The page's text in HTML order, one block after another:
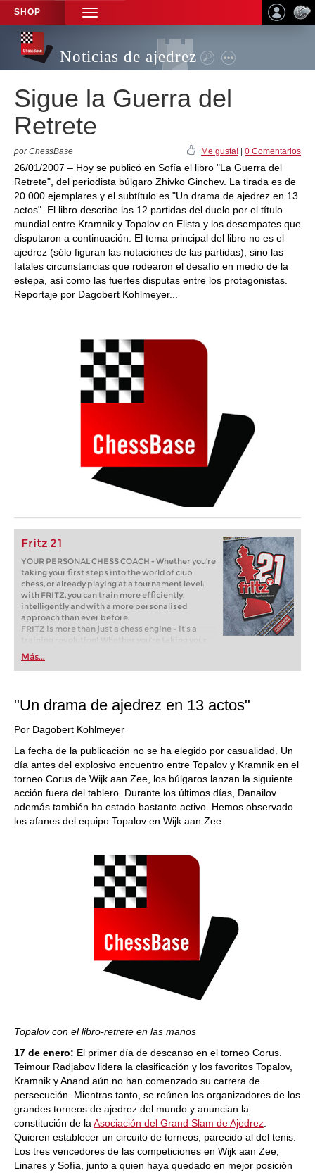
SHOP
TOGGLE
NAVIGATION
Noticias de ajedrez
Sigue la Guerra del
Retrete
por ChessBase Me gusta! 0 Comentarios
26/01/2007 – Hoy se publicó en Sofía el libro "La Guerra del
Retrete", del periodista búlgaro Zhivko Ginchev. La tirada es de
20.000 ejemplares y el subtítulo es "Un drama de ajedrez en 13
actos". El libro describe las 12 partidas del duelo por el título
mundial entre Kramnik y Topalov en Elista y los desempates que
disputaron a continuación. El tema principal del libro no es el
ajedrez (sólo figuran las notaciones de las partidas), sino las
fatales circunstancias que rodearon el desafío en medio de la
estepa, así como las fuertes disputas entre los protagonistas.
Reportaje por Dagobert Kohlmeyer...
Fritz 21
YOUR PERSONAL CHESS COACH - Whether you’re
taking your first steps into the world of club
chess, or already playing at a tournament level:
with FRITZ, you can train more efficiently,
intelligently and with a more personalised
approach than ever before.
FRITZ is more than just a chess engine – it’s a
training revolution! Whether you’re taking your
first steps into the world of club chess, or already
playing at a tournament level: with FRITZ, you can
train more efficiently, intelligently and with a
Más...
"Un drama de ajedrez en 13 actos"
Por Dagobert Kohlmeyer
La fecha de la publicación no se ha elegido por casualidad. Un
día antes del explosivo encuentro entre Topalov y Kramnik en el
torneo Corus de Wijk aan Zee, los búlgaros lanzan la siguiente
acción fuera del tablero. Durante los últimos días, Danailov
además también ha estado bastante activo. Hemos observado
los afanes del equipo Topalov en Wijk aan Zee.
Topalov con el libro-retrete en las manos
17 de enero: El primer día de descanso en el torneo Corus.
Teimour Radjabov lidera la clasificación y los favoritos Topalov,
Kramnik y Anand aún no han comenzado su carrera de
persecución. Mientras tanto, se reúnen los organizadores de los
grandes torneos de ajedrez del mundo y anuncian la
constitución de laAsociación del Grand Slam de Ajedrez.
Quieren establecer un circuito de torneos, parecido al del tenis.
Los tres vencedores de las competiciones en Wijk aan Zee,
Linares y Sofía, junto a quien haya quedado en mejor posición